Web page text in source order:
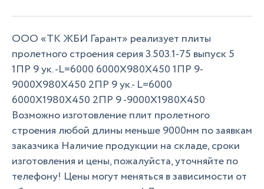
ООО «ТК ЖБИ Гарант» реализует плиты
пролетного строения серия 3.503.1-75 выпуск 5
1ПР 9 ук. -L=6000 6000Х980Х450 1ПР 9-
9000Х980Х450 2ПР 9 ук.- L=6000
6000Х1980Х450 2ПР 9 -9000Х1980Х450
Возможно изготовление плит пролетного
строения любой длины меньше 9000мм по заявкам
заказчика Наличие продукции на складе, сроки
изготовления и цены, пожалуйста, уточняйте по
телефону! Цены могут меняться в зависимости от